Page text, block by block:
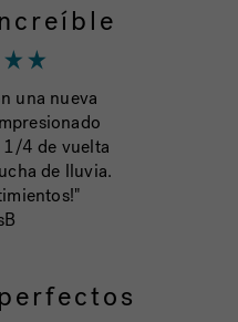
una nueva
1/4 de vuelta
de lluvia.